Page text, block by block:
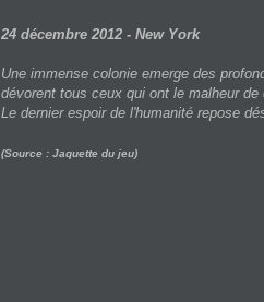
24 décembre 2012 - New York
Une immense colonie emerge des
dévorent tous ceux qui ont le malheur de
Le dernier espoir de l'humanité repose
(Source : Jaquette du jeu)